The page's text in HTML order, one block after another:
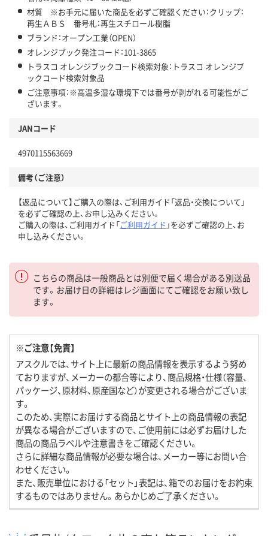
材質 ※お手元に届いた商品を必ずご確認ください：クリップ：
再生ＡＢＳ 番号札：再生スチロール樹脂
ブランド：オープン工業（OPEN）
オレンジブック発注コード：101-3865
トラスコ オレンジブックコード検索対象：トラスコ オレンジブ
ックコード検索対象品
ご注意事項：※高温多湿な環境下では番号が剥がれる可能性がご
ざいます。
JANコード
4970115563669
備考（ご注意）
【返品について】ご購入の際は、ご利用ガイド「返品・交換について」
を必ずご確認の上、お申し込みください。
ご購入の際は、ご利用ガイド「ご利用ガイド 」を必ずご確認の上、お
申し込みください。
こちらの商品は一般商品とは別便で届く場合がある別送品
です。お届け日の詳細はレジ画面にてご確認をお願い致し
ます。
※ご注意【免責】
アスクルでは、サイト上に最新の商品情報を表示するよう努め
ておりますが、メーカーの都合等により、商品規格・仕様（容量、
パッケージ、原材料、原産国など）が変更される場合がございま
す。
このため、実際にお届けする商品とサイト上の商品情報の表記
が異なる場合がございますので、ご使用前には必ずお届けした
商品の商品ラベルや注意書きをご確認ください。
さらに詳細な商品情報が必要な場合は、メーカー等にお問い合
わせください。
また、販売単位における「セット」表記は、箱でのお届けをお約束
するものではありません。あらかじめご了承ください。